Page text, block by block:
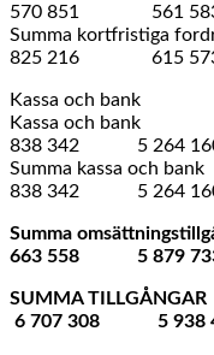
570 851 561
Summa
825 216 615
Kassa och bank
Kassa
838 342 5 264
Summa
838 342 5 264
Summa
663 558 5 879
SUMMA
6 707 308 5 938